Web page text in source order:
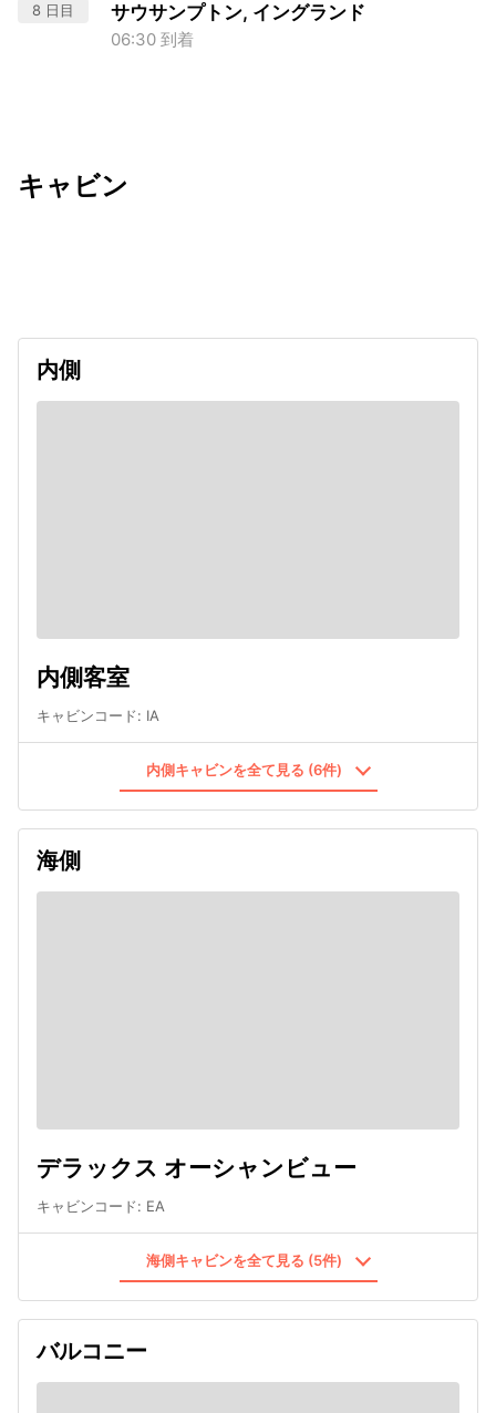
8 日目 サウサンプトン, イングランド
06:30 到着
キャビン
内側
内側客室
キャビンコード: IA
内側キャビンを全て見る (6件)
海側
デラックス オーシャンビュー
キャビンコード: EA
海側キャビンを全て見る (5件)
バルコニー